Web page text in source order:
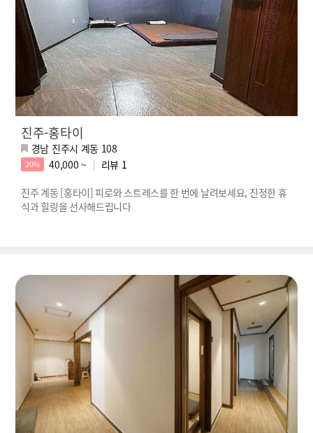
진주-홍타이
경남 진주시 계동 108
20% 40,000 ~ 리뷰 1
진주 계동 [홍타이] 피로와 스트레스를 한 번에 날려보세요, 진정한 휴
식과 힐링을 선사해드립니다